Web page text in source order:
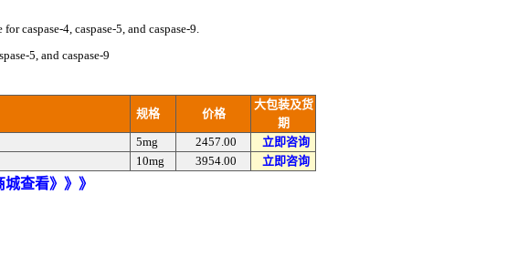
caspase-4, caspase-5, and caspase-9.
5, and caspase-9
规格 价格
大包装及货
期
5mg
2457.00
立即咨询
10mg
3954.00 立即咨询
查看》》》